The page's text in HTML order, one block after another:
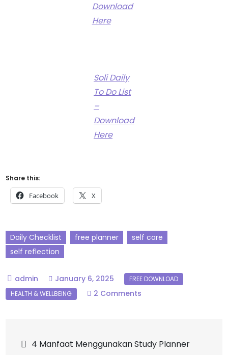
Download
Here
Soli Daily
To Do List
–
Download
Here
Share this:
Facebook X
Daily Checklist free planner
self care
self reflection
January 6, 2025
2 Comments
4 Manfaat Menggunakan Study Planner